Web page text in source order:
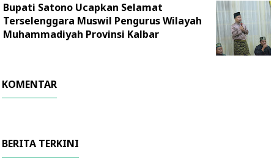
Bupati Satono Ucapkan Selamat
Terselenggara Muswil Pengurus Wilayah
Muhammadiyah Provinsi Kalbar
KOMENTAR
BERITA TERKINI